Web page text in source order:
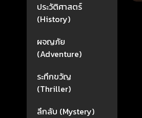
ประวัติศาสตร์
(History)
ผจญภัย
(Adventure)
ระทึกขวัญ
(Thriller)
ลึกลับ (Mystery)